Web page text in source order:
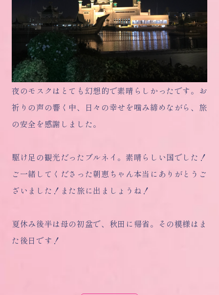
夜のモスクはとても幻想的で素晴らしかったです。お
祈りの声の響く中、日々の幸せを噛み締めながら、旅
の安全を感謝しました。
駆け足の観光だったブルネイ。素晴らしい国でした！
ご一緒してくださった朝恵ちゃん本当にありがとうご
ざいました！また旅に出ましょうね！
夏休み後半は母の初盆で、秋田に帰省。その模様はま
た後日です！